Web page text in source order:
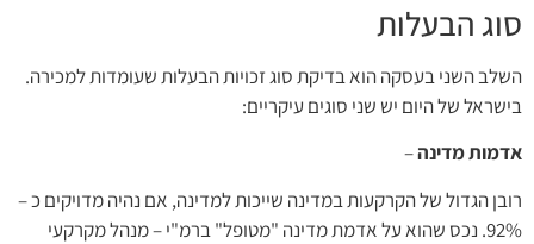
סוג הבעלות
השלב השני בעסקה הוא בדיקת סוג זכויות הבעלות שעומדות למכירה.
בישראל של היום יש שני סוגים עיקריים:
אדמות מדינה–
רובן הגדול של הקרקעות במדינה שייכות למדינה, אם נהיה מדויקים כ –
92%. נכס שהוא על אדמת מדינה "מטופל" ברמ"י – מנהל מקרקעי